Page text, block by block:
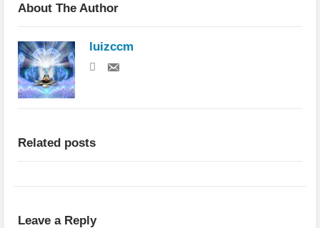
About The Author
luizccm
Related posts
Leave a Reply